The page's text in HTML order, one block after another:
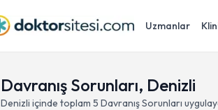
Uzmanlar
Davranış Sorunları, Denizli
Denizli içinde toplam 5 Davranış Sorunları